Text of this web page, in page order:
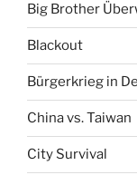
Big Brother
Blackout
Bürgerkrieg in
China vs. Taiwan
City Survival